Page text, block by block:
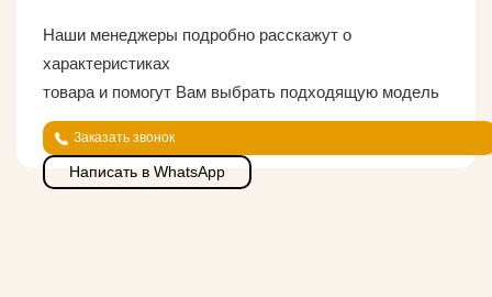
Наши менеджеры подробно расскажут о
характеристиках
товара и помогут Вам выбрать подходящую модель
Заказать звонок
Написать в WhatsApp